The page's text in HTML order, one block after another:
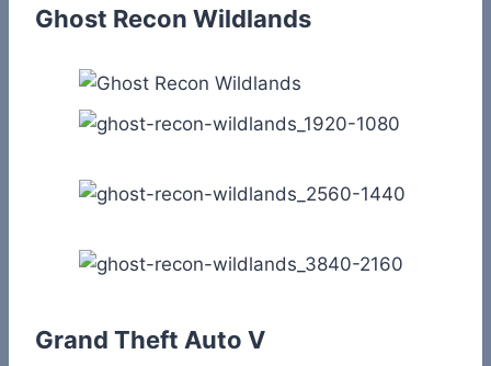
Ghost Recon Wildlands
Grand Theft Auto V